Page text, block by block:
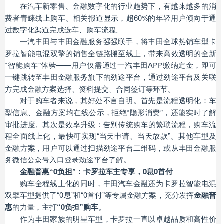
在汽车新零售、金融数字化的行业趋势下，有越来越多的消
费者青睐线上购车。相关报道显示，超60%的年轻用户倾向于通
过数字化渠道完成选车、购车流程。
一汽丰田与丰田金融服务强强联手，将丰田全球热销车型卡
罗拉智能电混双擎的销售全链路搬至线上，带来高效透明的全新
“智能购车”体验——用户仅需通过一汽丰田APP缴纳定金，即可
一键跳转至丰田金融服务旗下的劲途平台，通过劲途平台及关联
方完成金融方案选择、资料提交、合同签订等环节。
对于购车者来说，其好处不言自明。首先是流程透明化：车
型信息、金融方案均在线公示，拒绝“隐形消费”，还能实时了解
审批进度。其次是效率升级：告别传统购车的繁琐流程，购车流
程全面线上化，最快可实现“当天申请、当天放款”。其他车型及
金融方案，用户可以通过扫描劲途平台二维码，或从丰田金融服
务微信公众号入口登录劲途平台了解。
金融普惠“0负担”：卡罗拉车主专享，0息0首付
购车全程线上化的同时，丰田汽车金融还为卡罗拉智能电混
双擎车型提供了“0息”和“0首付”等专属金融方案，充分发挥金融普
惠的力量，主打“0负担”购车。
作为丰田家族的明星车型，卡罗拉一直以卓越品质和高性价